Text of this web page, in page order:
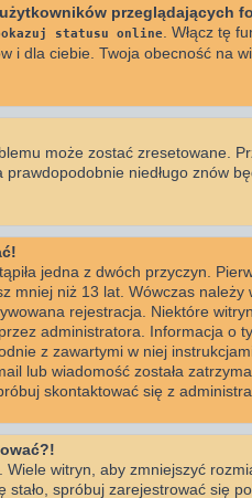
przeglądających
statusu online . Włącz tę
i dla ciebie. Twoja obecność na
może zostać zresetowane.
prawdopodobnie niedługo znów
jedna z dwóch przyczyn.
mniej niż 13 lat. Wówczas należy
rejestracja. Niektóre
administratora. Informacja o
z zawartymi w niej
lub wiadomość została
skontaktować się z
witryn, aby zmniejszyć
spróbuj zarejestrować się